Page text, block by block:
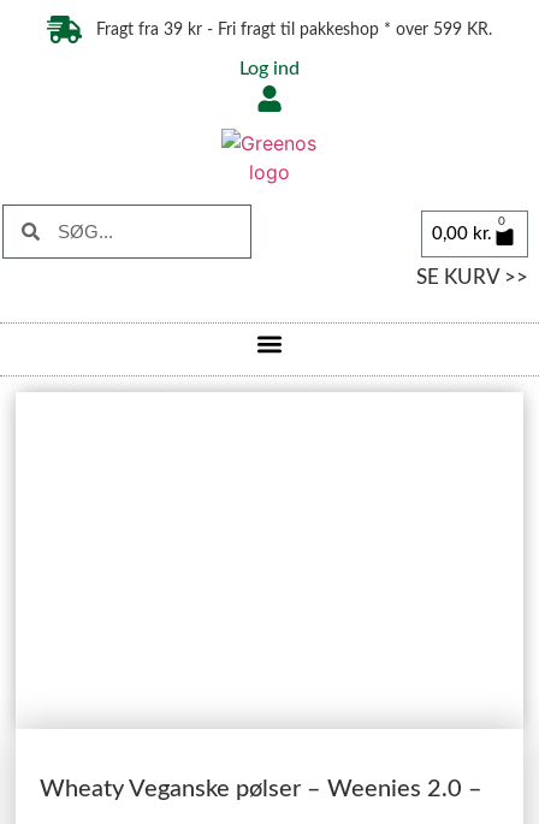
Fragt fra 39 kr - Fri fragt til pakkeshop * over 599 KR.
Log ind
0,00 kr.
0
SE KURV >>
Wheaty Veganske pølser – Weenies 2.0 –